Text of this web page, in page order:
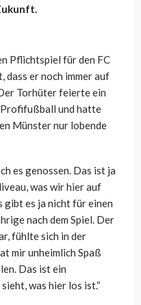
Pflichtspiel für den FC
dass er noch immer auf
Torhüter feierte ein
Profifußball und hatte
Münster nur lobende
es genossen. Das ist ja
was wir hier auf
gibt es ja nicht für einen
nach dem Spiel. Der
fühlte sich in der
mir unheimlich Spaß
Das ist ein
was hier los ist.“